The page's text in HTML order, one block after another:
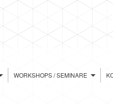
WORKSHOPS / SEMINARE